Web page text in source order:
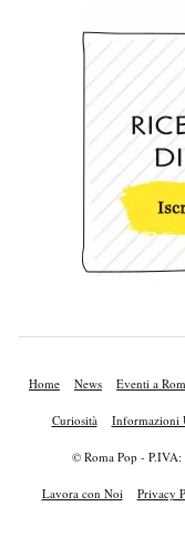
Home News Eventi a
Curiosità Informazioni
© Roma Pop -
Lavora con Noi Privacy